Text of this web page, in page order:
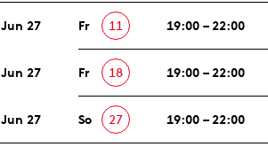
Jun 27 Fr 11 19:00 – 22:00
Jun 27 Fr 18 19:00 – 22:00
Jun 27 So 27 19:00 – 22:00